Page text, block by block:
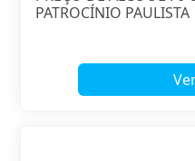
PATROCÍNIO PAULISTA